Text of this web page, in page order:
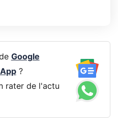
Google
?
rater de l'actu